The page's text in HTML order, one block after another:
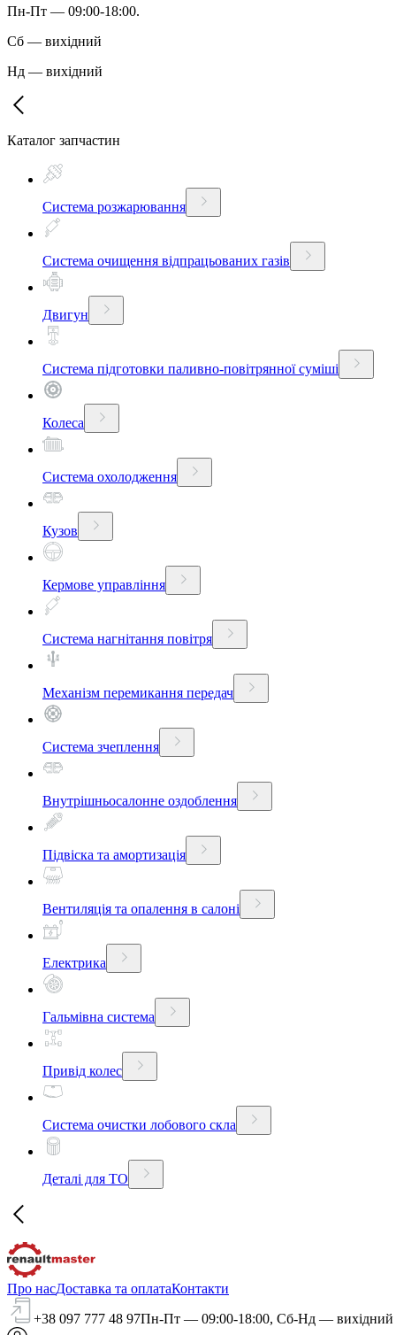
Пн-Пт — 09:00-18:00.
Сб — вихідний
Нд — вихідний
Каталог запчастин
Система розжарювання
Система очищення відпрацьованих газів
Двигун
Система підготовки паливно-повітрянної суміші
Колеса
Система охолодження
Кузов
Кермове управління
Система нагнітання повітря
Механізм перемикання передач
Система зчеплення
Внутрішньосалонне оздоблення
Підвіска та амортизація
Вентиляція та опалення в салоні
Електрика
Гальмівна система
Привід колес
Система очистки лобового скла
Деталі для ТО
Про насДоставка та оплатаКонтакти
+38 097 777 48 97Пн-Пт — 09:00-18:00, Сб-Нд — вихідний